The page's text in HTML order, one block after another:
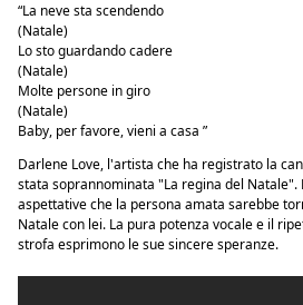
“La neve sta scendendo
(Natale)
Lo sto guardando cadere
(Natale)
Molte persone in giro
(Natale)
Baby, per favore, vieni a casa ”
Darlene Love, l'artista che ha registrato la
stata soprannominata "La regina del Natale".
aspettative che la persona amata sarebbe
Natale con lei. La pura potenza vocale e il
strofa esprimono le sue sincere speranze.